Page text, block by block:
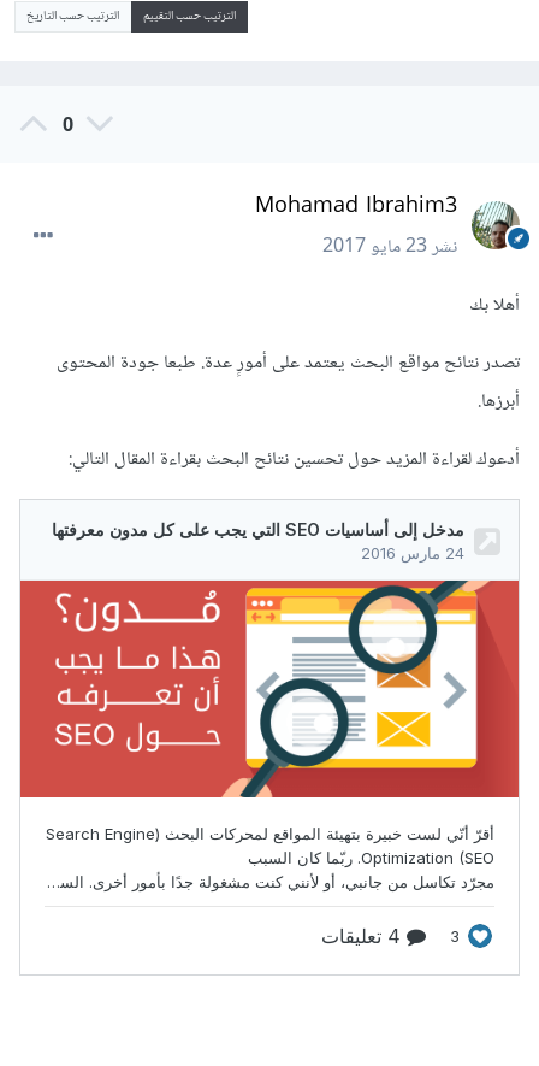
الترتيب حسب التقييم الترتيب حسب التاريخ
0
Mohamad Ibrahim3
نشر23 مايو 2017
أهلا بك
تصدر نتائح مواقع البحث يعتمد على أمورٍ عدة. طبعا جودة المحتوى
أبرزها.
أدعوك لقراءة المزيد حول تحسين نتائح البحث بقراءة المقال التالي: